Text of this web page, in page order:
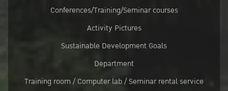
Conferences/Training/Seminar courses
Activity Pictures
Sustainable Development Goals
Department
Training room / Computer lab / Seminar rental service